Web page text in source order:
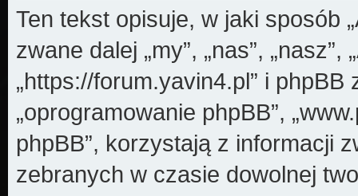
Ten tekst opisuje, w jaki sposób
zwane dalej „my”, „nas”, „nasz”,
„https://forum.yavin4.pl” i phpBB
„oprogramowanie phpBB”,
phpBB”, korzystają z informacji
zebranych w czasie dowolnej